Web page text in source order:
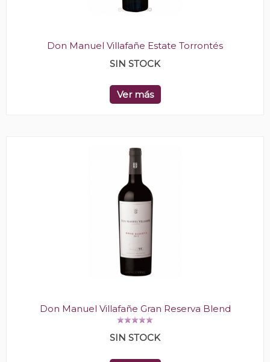
Don Manuel Villafañe Estate Torrontés
SIN STOCK
Ver más
Don Manuel Villafañe Gran Reserva Blend
SIN STOCK